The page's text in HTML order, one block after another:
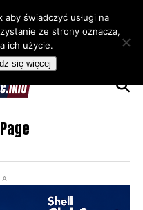
świadczyć usługi na
ze strony oznacza,
ich użycie.
się więcej